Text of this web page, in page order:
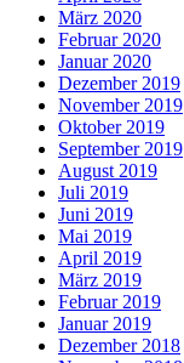
März 2020
Februar 2020
Januar 2020
Dezember 2019
November 2019
Oktober 2019
September 2019
August 2019
Juli 2019
Juni 2019
Mai 2019
April 2019
März 2019
Februar 2019
Januar 2019
Dezember 2018